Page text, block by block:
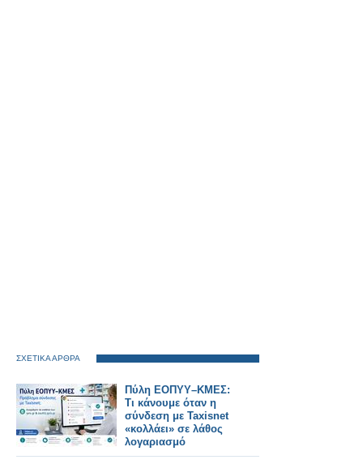
ΣΧΕΤΙΚΑ ΑΡΘΡΑ
Πύλη ΕΟΠΥΥ–ΚΜΕΣ:
Τι κάνουμε όταν η
σύνδεση με Taxisnet
«κολλάει» σε λάθος
λογαριασμό